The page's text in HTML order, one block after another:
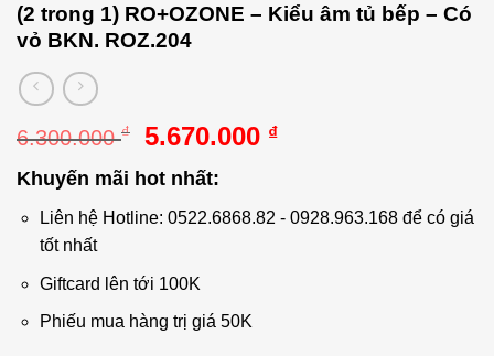
(2 trong 1) RO+OZONE – Kiểu âm tủ bếp – Có
vỏ BKN. ROZ.204
6.300.000₫
Giá
là:
6.300.000 ₫.
5.670.000 ₫Giá
là:
Khuyến mãi hot nhất:
Liên hệ Hotline: 0522.6868.82 - 0928.963.168 để có giá
tốt nhất
Giftcard lên tới 100K
Phiếu mua hàng trị giá 50K